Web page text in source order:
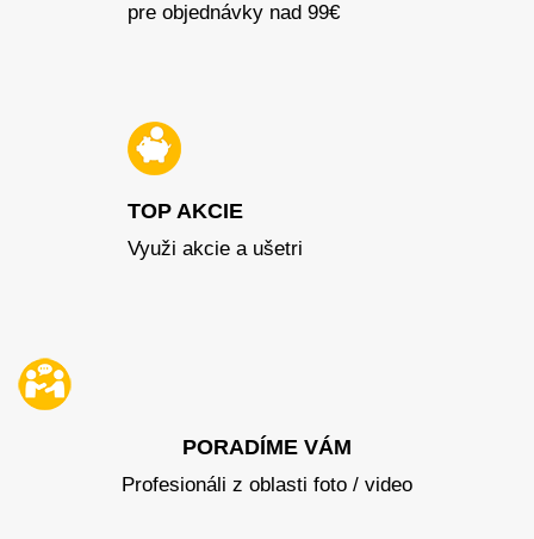
pre objednávky nad 99€
TOP AKCIE
Využi akcie a ušetri
PORADÍME VÁM
Profesionáli z oblasti foto / video